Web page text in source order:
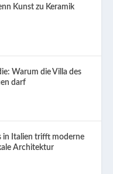
Kunst zu Keramik
Warum die Villa des
darf
in Italien trifft moderne
Architektur